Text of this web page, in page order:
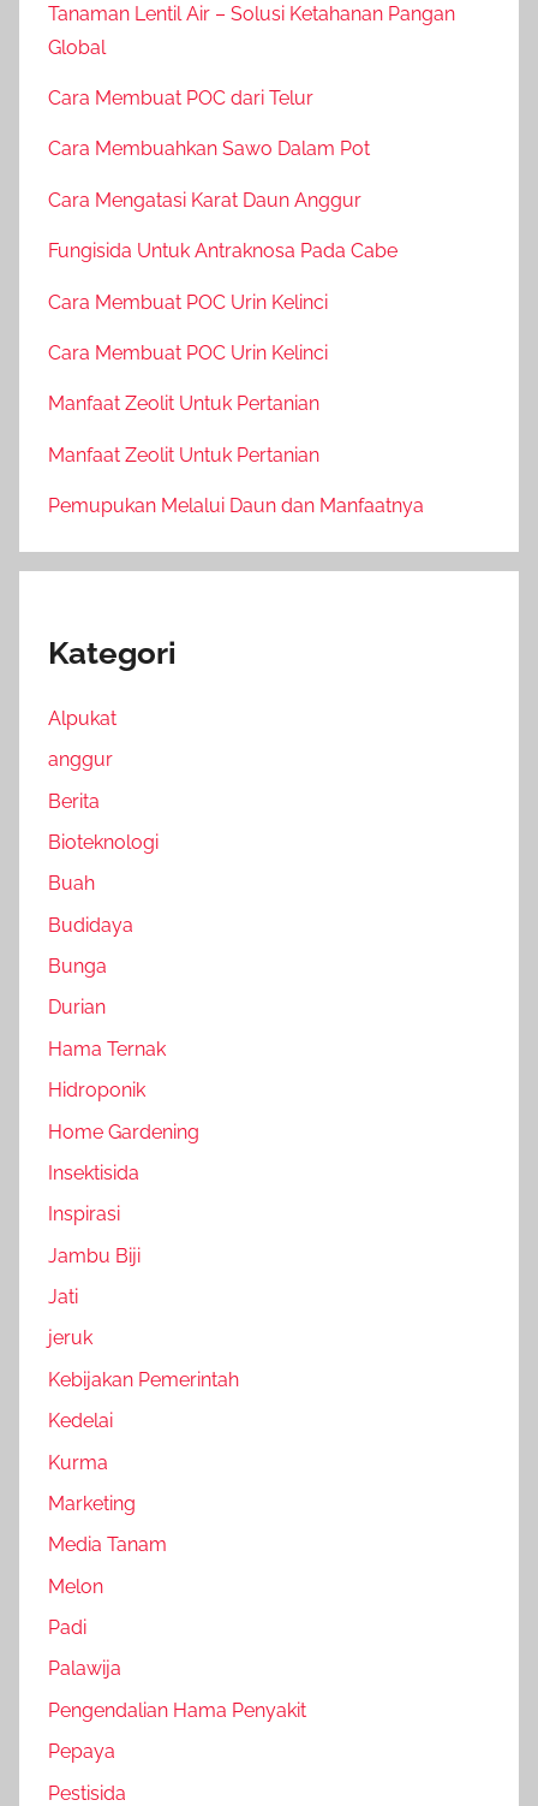
Tanaman Lentil Air – Solusi Ketahanan Pangan
Global
Cara Membuat POC dari Telur
Cara Membuahkan Sawo Dalam Pot
Cara Mengatasi Karat Daun Anggur
Fungisida Untuk Antraknosa Pada Cabe
Cara Membuat POC Urin Kelinci
Cara Membuat POC Urin Kelinci
Manfaat Zeolit Untuk Pertanian
Manfaat Zeolit Untuk Pertanian
Pemupukan Melalui Daun dan Manfaatnya
Kategori
Alpukat
anggur
Berita
Bioteknologi
Buah
Budidaya
Bunga
Durian
Hama Ternak
Hidroponik
Home Gardening
Insektisida
Inspirasi
Jambu Biji
Jati
jeruk
Kebijakan Pemerintah
Kedelai
Kurma
Marketing
Media Tanam
Melon
Padi
Palawija
Pengendalian Hama Penyakit
Pepaya
Pestisida